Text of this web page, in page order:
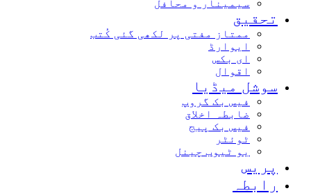
سیمینار و محافل
تحقیق
ممتاز مفتی پر لکھی گئی کُتب
ایوارڈ
ای بکس
اقوال
سوشل میڈیا
فیس بک گروپ
ضابطہ اخلاق
فیس بک پیج
ٹوئٹر
یو ٹیوب چینل
پریس
رابطہ